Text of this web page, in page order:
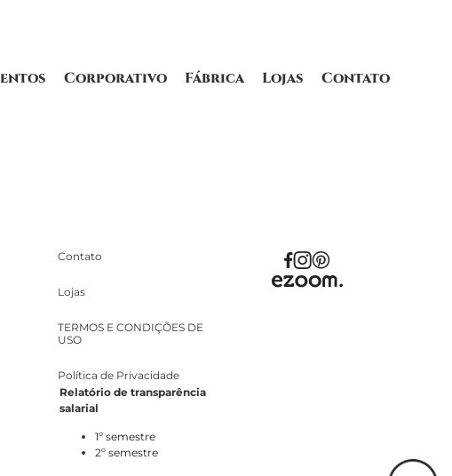
Corporativo Fábrica Lojas Contato
Contato
Lojas
TERMOS E CONDIÇÕES DE
USO
Política de Privacidade
Relatório de transparência
salarial
1º semestre
2º semestre